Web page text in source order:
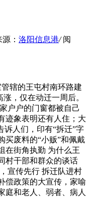
： 洛阳信息港/ 阅
辖的王屯村南环路建
，仅在动迁一周后。
户户的门窗都被自己
迹象表明还有人住；大
诉人们，印有“拆迁”字
买废料的“小贩”和佩戴
在街角执勤 为什么王
村干部和群众的谈话
宣传先行 拆迁队进村
偿政策的大宣传，家喻
庭和老人、弱者、病人